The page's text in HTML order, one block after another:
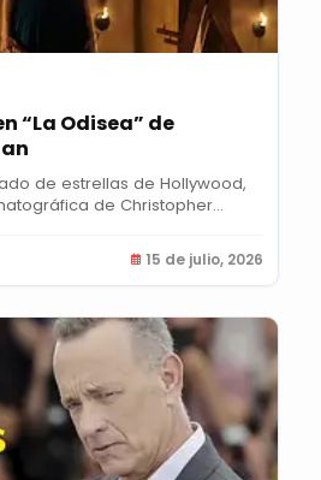
“La Odisea” de
de estrellas de Hollywood,
de Christopher
15 de julio, 2026